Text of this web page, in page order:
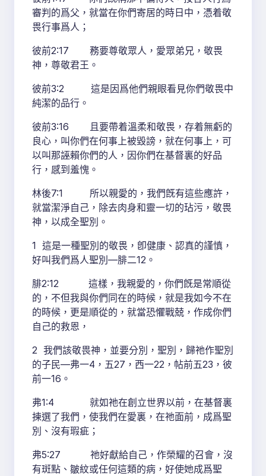
審判的爲父，就當在你們寄居的時日中，憑着敬
畏行事爲人；
彼前2:17 務要尊敬眾人，愛眾弟兄，敬畏
神，尊敬君王。
彼前3:2 這是因爲他們親眼看見你們敬畏中
純潔的品行。
彼前3:16 且要帶着溫柔和敬畏，存着無虧的
良心，叫你們在何事上被毀謗，就在何事上，可
以叫那誣賴你們的人，因你們在基督裏的好品
行，感到羞愧。
林後7:1 所以親愛的，我們旣有這些應許，
就當潔淨自己，除去肉身和靈一切的玷污，敬畏
神，以成全聖別。
1 這是一種聖別的敬畏，卽健康、認真的謹慎，
好叫我們爲人聖別—腓二12。
腓2:12 這樣，我親愛的，你們旣是常順從
的，不但我與你們同在的時候，就是我如今不在
的時候，更是順從的，就當恐懼戰兢，作成你們
自己的救恩，
2 我們該敬畏神，並要分別，聖別，歸祂作聖別
的子民—弗一4，五27，西一22，帖前五23，彼
前一16。
弗1:4 就如祂在創立世界以前，在基督裏
揀選了我們，使我們在愛裏，在祂面前，成爲聖
別、沒有瑕疵；
弗5:27 祂好獻給自己，作榮耀的召會，沒
有斑點、皺紋或任何這類的病，好使她成爲聖